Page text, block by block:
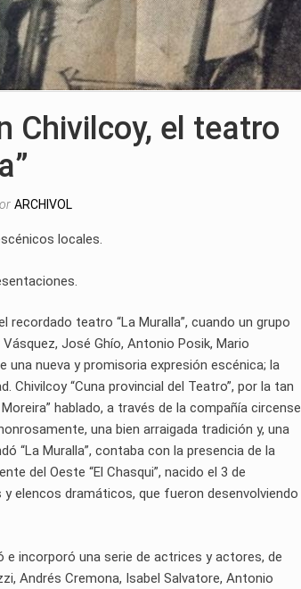
Chivilcoy, el teatro
ARCHIVOL
locales.
recordado teatro “La Muralla”, cuando un grupo
José Ghío, Antonio Posik, Mario
nueva y promisoria expresión escénica; la
Chivilcoy “Cuna provincial del Teatro”, por la tan
hablado, a través de la compañía circense
una bien arraigada tradición y, una
“La Muralla”, contaba con la presencia de la
del Oeste “El Chasqui”, nacido el 3 de
elencos dramáticos, que fueron desenvolviendo
e incorporó una serie de actrices y actores, de
Andrés Cremona, Isabel Salvatore, Antonio